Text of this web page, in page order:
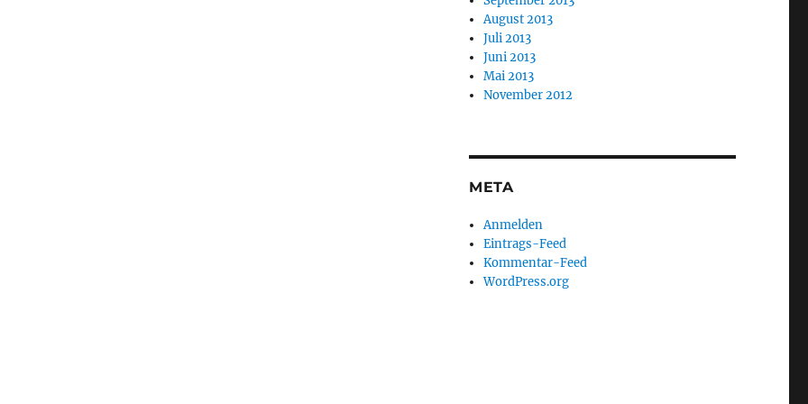
August 2013
Juli 2013
Juni 2013
Mai 2013
November 2012
META
Anmelden
Eintrags-Feed
Kommentar-Feed
WordPress.org